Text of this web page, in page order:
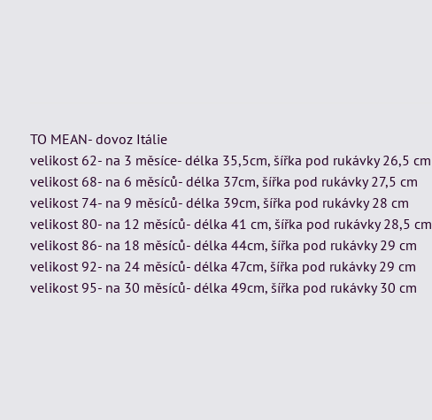
TO MEAN- dovoz Itálie
velikost 62- na 3 měsíce- délka 35,5cm, šířka pod rukávky 26,5 cm
velikost 68- na 6 měsíců- délka 37cm, šířka pod rukávky 27,5 cm
velikost 74- na 9 měsíců- délka 39cm, šířka pod rukávky 28 cm
velikost 80- na 12 měsíců- délka 41 cm, šířka pod rukávky 28,5 cm
velikost 86- na 18 měsíců- délka 44cm, šířka pod rukávky 29 cm
velikost 92- na 24 měsíců- délka 47cm, šířka pod rukávky 29 cm
velikost 95- na 30 měsíců- délka 49cm, šířka pod rukávky 30 cm